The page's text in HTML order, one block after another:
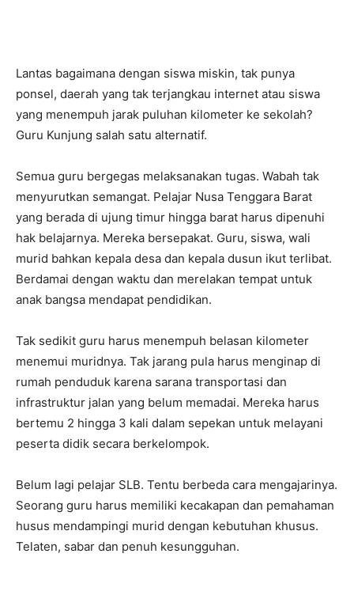
Lantas bagaimana dengan siswa miskin, tak punya
ponsel, daerah yang tak terjangkau internet atau siswa
yang menempuh jarak puluhan kilometer ke sekolah?
Guru Kunjung salah satu alternatif.
Semua guru bergegas melaksanakan tugas. Wabah tak
menyurutkan semangat. Pelajar Nusa Tenggara Barat
yang berada di ujung timur hingga barat harus dipenuhi
hak belajarnya. Mereka bersepakat. Guru, siswa, wali
murid bahkan kepala desa dan kepala dusun ikut terlibat.
Berdamai dengan waktu dan merelakan tempat untuk
anak bangsa mendapat pendidikan.
Tak sedikit guru harus menempuh belasan kilometer
menemui muridnya. Tak jarang pula harus menginap di
rumah penduduk karena sarana transportasi dan
infrastruktur jalan yang belum memadai. Mereka harus
bertemu 2 hingga 3 kali dalam sepekan untuk melayani
peserta didik secara berkelompok.
Belum lagi pelajar SLB. Tentu berbeda cara mengajarinya.
Seorang guru harus memiliki kecakapan dan pemahaman
husus mendampingi murid dengan kebutuhan khusus.
Telaten, sabar dan penuh kesungguhan.